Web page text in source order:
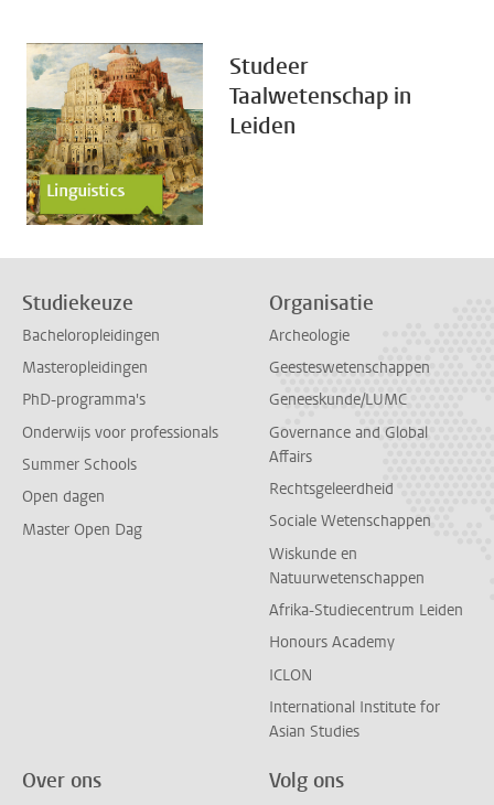
Studeer
Taalwetenschap in
Leiden
Studiekeuze
Bacheloropleidingen
Masteropleidingen
PhD-programma's
Onderwijs voor professionals
Summer Schools
Open dagen
Master Open Dag
Organisatie
Archeologie
Geesteswetenschappen
Geneeskunde/LUMC
Governance and Global
Affairs
Rechtsgeleerdheid
Sociale Wetenschappen
Wiskunde en
Natuurwetenschappen
Afrika-Studiecentrum Leiden
Honours Academy
ICLON
International Institute for
Asian Studies
Over ons Volg ons